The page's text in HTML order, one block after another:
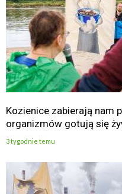
Kozienice zabierają nam
organizmów gotują się
3 tygodnie temu